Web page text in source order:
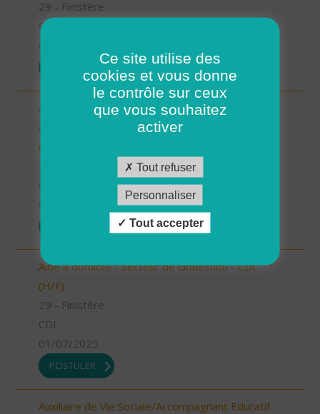
29 - Finistère
CDI
Auxiliaire de Vie Sociale/Accompagnant Educatif
et Social à domicile - Secteur de Plouzané - CDI
(H/F)
Aide à domicile - Secteur de Gouesnou - CDI
(H/F)
29 - Finistère
CDI
01/07/2025
POSTULER
Auxiliaire de Vie Sociale/Accompagnant Educatif
Ce site utilise des
cookies et vous donne
le contrôle sur ceux
que vous souhaitez
activer
Tout refuser
Personnaliser
Tout accepter